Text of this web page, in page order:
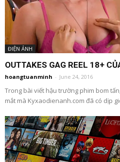
ĐIỆN ẢNH
OUTTAKES GAG REEL 18+
hoangtuanminh - June 24, 2016
Trong bài viết hậu trường phim bom
mắt mà Kyxaodienanh.com đã có dịp